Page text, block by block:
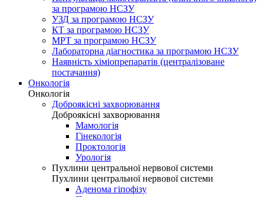
за програмою НСЗУ
УЗД за програмою НСЗУ
КТ за програмою НСЗУ
МРТ за програмою НСЗУ
Лабораторна діагностика за програмою НСЗУ
Наявність хіміопрепаратів (централізоване
постачання)
Онкологія
Онкологія
Доброякісні захворювання
Доброякісні захворювання
Мамологія
Гінекологія
Проктологія
Урологія
Пухлини центральної нервової системи
Пухлини центральної нервової системи
Аденома гіпофізу